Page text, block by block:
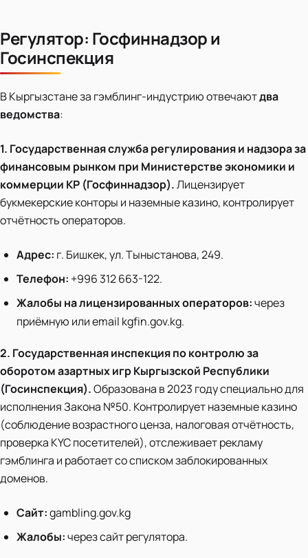
Регулятор: Госфиннадзор и
Госинспекция
В Кыргызстане за гэмблинг-индустрию отвечаютдва
ведомства:
1. Государственная служба регулирования и надзора за
финансовым рынком при Министерстве экономики и
коммерции КР (Госфиннадзор).Лицензирует
букмекерские конторы и наземные казино, контролирует
отчётность операторов.
Адрес: г. Бишкек, ул. Тыныстанова, 249.
Телефон: +996 312 663-122.
Жалобы на лицензированных операторов:через
приёмную или email kgfin.gov.kg.
2. Государственная инспекция по контролю за
оборотом азартных игр Кыргызской Республики
(Госинспекция).Образована в 2023 году специально для
исполнения Закона №50. Контролирует наземные казино
(соблюдение возрастного ценза, налоговая отчётность,
проверка KYC посетителей), отслеживает рекламу
гэмблинга и работает со списком заблокированных
доменов.
Сайт:gambling.gov.kg
Жалобы:через сайт регулятора.